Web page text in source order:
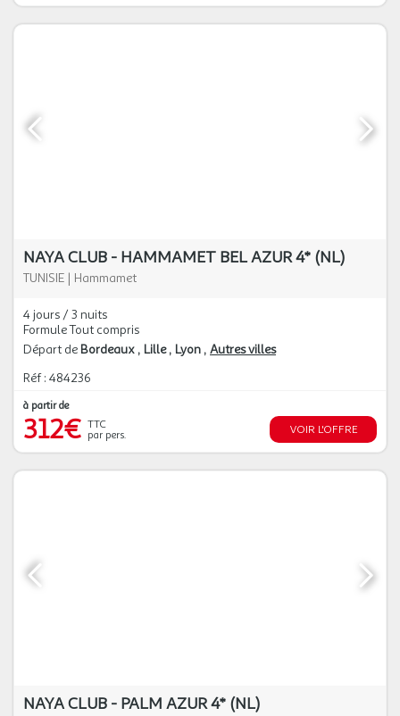
NAYA CLUB - HAMMAMET BEL AZUR 4* (NL)
TUNISIE | Hammamet
4 jours / 3 nuits
Formule Tout compris
Départ de Bordeaux Lille Lyon Autres villes
Réf : 484236
à partir de
312€ TTC
par pers.
VOIR L'OFFRE
NAYA CLUB - PALM AZUR 4* (NL)